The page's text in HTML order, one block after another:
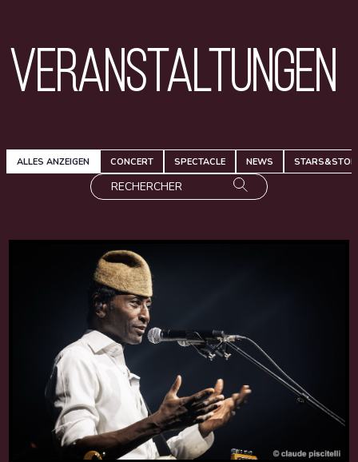
Veranstaltungen
ALLES ANZEIGEN CONCERT SPECTACLE NEWS